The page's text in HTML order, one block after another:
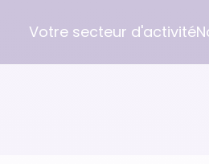
Votre secteur d'activité